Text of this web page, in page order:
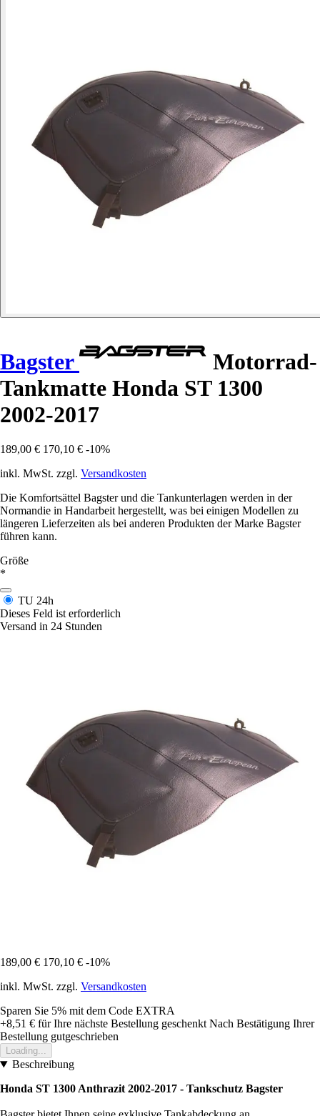
Bagster
Motorrad-
Tankmatte Honda ST 1300
2002-2017
189,00 € 170,10 € -10%
inkl. MwSt. zzgl. Versandkosten
Die Komfortsättel Bagster und die Tankunterlagen werden in der
Normandie in Handarbeit hergestellt, was bei einigen Modellen zu
längeren Lieferzeiten als bei anderen Produkten der Marke Bagster
führen kann.
Größe
*
TU 24h
Dieses Feld ist erforderlich
Versand in 24 Stunden
189,00 € 170,10 € -10%
inkl. MwSt. zzgl. Versandkosten
Sparen Sie 5% mit dem Code EXTRA
+8,51 € für Ihre nächste Bestellung geschenkt Nach Bestätigung Ihrer
Bestellung gutgeschrieben
Loading...
Beschreibung
Honda ST 1300 Anthrazit 2002-2017 - Tankschutz Bagster